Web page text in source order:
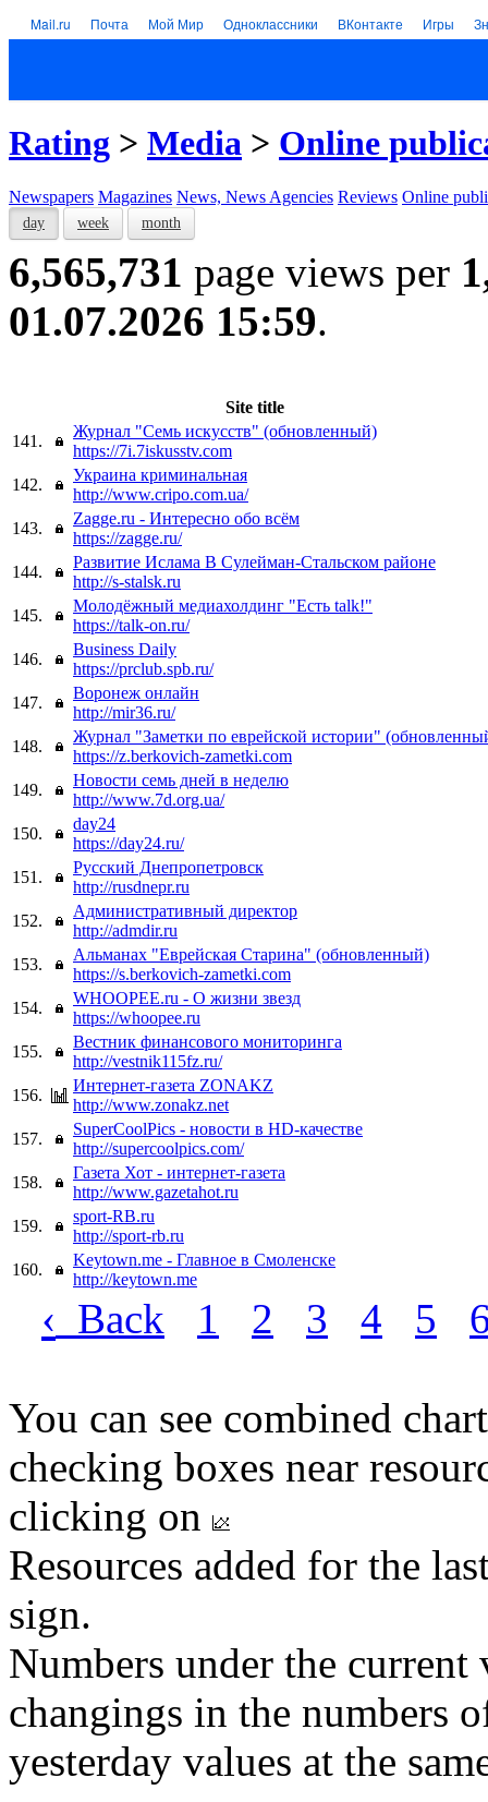
Mail.ru Почта Мой Мир Одноклассники ВКонтакте Игры
Rating > Media > Online
Newspapers Magazines News, News Agencies Reviews Online
day week month
6,565,731 page views per
01.07.2026 15:59.
Site title
141.
Журнал "Семь искусств" (обновленный)
https://7i.7iskusstv.com
142.
Украина криминальная
http://www.cripo.com.ua/
143.
Zagge.ru - Интересно обо всём
https://zagge.ru/
144.
Развитие Ислама В Сулейман-Стальском районе
http://s-stalsk.ru
145.
Молодёжный медиахолдинг "Есть talk!"
https://talk-on.ru/
146.
Business Daily
https://prclub.spb.ru/
147.
Воронеж онлайн
http://mir36.ru/
148.
Журнал "Заметки по еврейской истории"
https://z.berkovich-zametki.com
149.
Новости семь дней в неделю
http://www.7d.org.ua/
150.
day24
https://day24.ru/
151.
Русский Днепропетровск
http://rusdnepr.ru
152.
Административный директор
http://admdir.ru
153.
Альманах "Еврейская Старина" (обновленный)
https://s.berkovich-zametki.com
154.
WHOOPEE.ru - О жизни звезд
https://whoopee.ru
155.
Вестник финансового мониторинга
http://vestnik115fz.ru/
156.
Интернет-газета ZONAKZ
http://www.zonakz.net
157.
SuperCoolPics - новости в HD-качестве
http://supercoolpics.com/
158.
Газета Хот - интернет-газета
http://www.gazetahot.ru
159.
sport-RB.ru
http://sport-rb.ru
160.
Keytown.me - Главное в Смоленске
http://keytown.me
‹ Back 1 2 3 4 5
You can see combined
checking boxes near
clicking on
Resources added for the
sign.
Numbers under the
changings in the numbers
yesterday values at the